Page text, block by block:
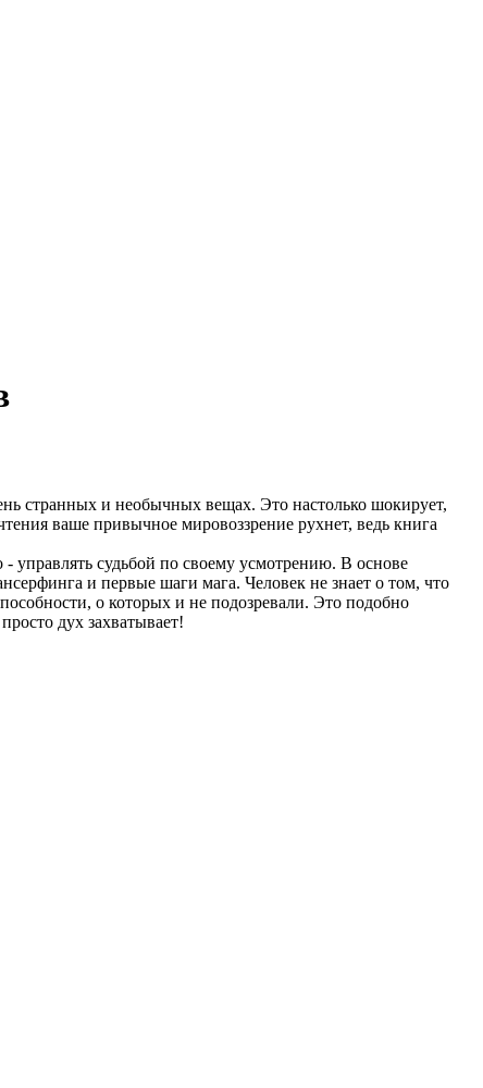
странных и необычных вещах. Это настолько шокирует,
ваше привычное мировоззрение рухнет, ведь книга
управлять судьбой по своему усмотрению. В основе
и первые шаги мага. Человек не знает о том, что
о которых и не подозревали. Это подобно
дух захватывает!